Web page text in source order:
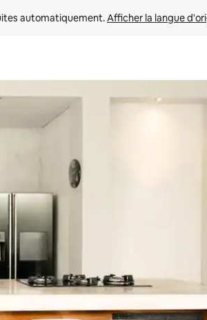
automatiquement. Afficher la langue
les parcourir ou en appuyant et en faisant